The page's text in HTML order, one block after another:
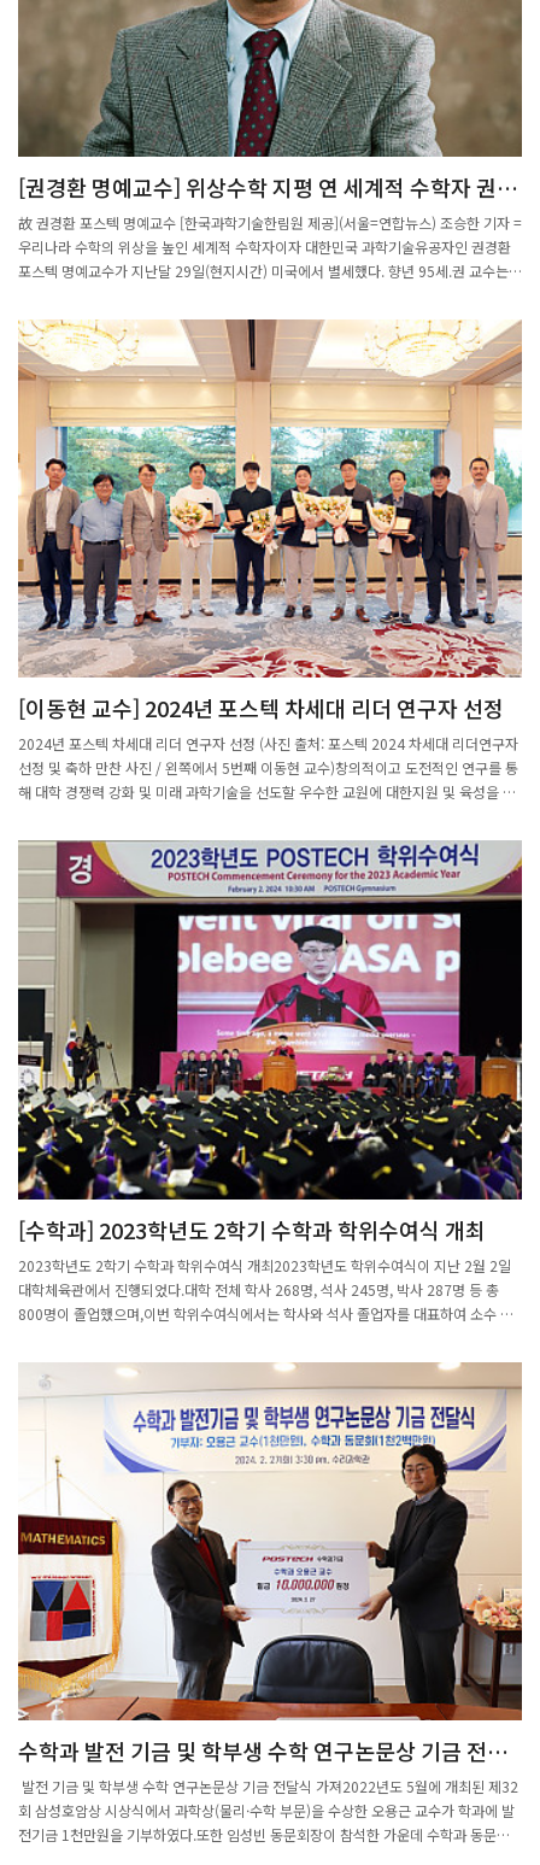
[권경환 명예교수] 위상수학 지평 연 세계적 수학자 권경
환 포스텍 명예교수 별세
故 권경환 포스텍 명예교수 [한국과학기술한림원 제공](서울=연합뉴스) 조승한 기자 =
우리나라 수학의 위상을 높인 세계적 수학자이자 대한민국 과학기술유공자인 권경환
포스텍 명예교수가 지난달 29일(현지시간) 미국에서 별세했다. 향년 95세.권 교수는
수학과의 발전에 기여하는 등 우리나라 수학 교육과 연구 발전에도 기여했다.1929년
생인 권 교수는 1952년 서울대 문리대를 졸업하고 1958년 미국 미시간대에서 박사학
위를 받았다. 이후 플로리다주립대 수학과 교수, 프린스턴 고등연구소 연구원 등을 지
냈다. 프린스턴 고등연구소에서는 함께 연구원으로 일하던 이휘소 박사, 정근모 박사
등과 친분을 맺기도 했다.이후 미시간주립대 수학과 교수 및 학과장 등을 지내며 미시
간주립대를 미국 대학 수학과 분류상 2그룹에서 1그룹으로 올리는 성과를 내기도 했
다.1990년 포스텍이 새로 설립될 당시 초청을 받아들여 귀국해 1999년까지 포스텍
수학과 교수 및 학과장으로 재직해 후진 양성에 기여했다.퇴직하면서 2억원을 기증해
후진 양성을 위한 '권경환 석좌기금'을 출연하기도 했다.권 교수의 연구 분야는 수학적
공간 구조를 연구하는 위상수학이다. 위상수학은 20세기 이후 현대 수학서 가장 중요
한 분야로 꼽히는 학문 중 하나다.위상수학에서 중요하게 다루는 대상 중 하나가 다양
체로, 다양체는 국소적으로 유클리드 기하학으로 설명할 수 있는 '유클리드 공간'과 같
은 모습을 갖는 수학적 공간이다.다양체는 수학적 언어를 통해 추상적으로 정의하는 대
상이라 다른 수학적 대상으로부터 다양체를 어떻게 만들어내는지, 반대로 이를 분해해
어떤 수학적 대상으로 나눌 수 있는지 규정하는 것이 주요 과제다.권 교수는 이 분야를
연구하며 유클리드 공간이 다양체가 아닌 두 공간의 곱으로 분해될 수 있음을 증명하는
등 위상수학 연구에 새 지평을 연 것으로 평가받는다.이러한 공로를 인정받아 권 교수
[이동현 교수] 2024년 포스텍 차세대 리더 연구자 선정
2024년 포스텍 차세대 리더 연구자 선정 (사진 출처: 포스텍 2024 차세대 리더연구자
선정 및 축하 만찬 사진 / 왼쪽에서 5번째 이동현 교수)창의적이고 도전적인 연구를 통
해 대학 경쟁력 강화 및 미래 과학기술을 선도할 우수한 교원에 대한지원 및 육성을 위
년내 부교수 및 교수 승진 자 중, 추천 대상자의 연구성과의 탁월성, 차세대 리더로의
발전가능성,연구분야의 독창성 등을 종합 평가하여 선정하며, 3년간 3억원의 연구비를
지원받게 된다.
[수학과] 2023학년도 2학기 수학과 학위수여식 개최
2023학년도 2학기 수학과 학위수여식 개최2023학년도 학위수여식이 지난 2월 2일
대학체육관에서 진행되었다.대학 전체 학사 268명, 석사 245명, 박사 287명 등 총
800명이 졸업했으며,이번 학위수여식에서는 학사와 석사 졸업자를 대표하여 소수 인
석자 전원 단상에 올랐다.김성근 총장은 졸업식사에서 “호박벌은 자신의 한계를 모르
기 때문에 무수한 실패와 좌절 끝에 결국 날 수 있었다”며 공기역학적으로 불가능한 비
행을 가능하게 만든 호박벌의 우직함을 얘기했다.또 “지금은 힘겹게 날개를 퍼덕이는
호박벌과 같겠지만 언젠가는 하늘로 솟구치는 독수리같이 뻗어나가기를 기대한다”며
새로운 비상을 준비하고 있는 졸업생들에게 응원의 말을 전했다.대학 행사를 마친 후
수리과학관 402호에서 학부위원장 주관으로 수학과 자체 학위수여식을 개최하였다.
박사 4명, 석사 2명, 학사 10명총 16명이 학위를 수여 받았으며, 졸업생과 가족들, 학
과 구성원들이 참석하여 졸업을 축하해 주었다.졸업식은 지난 1년간 학과의 주요 활동
을 담은 영상 시청, 이동현 교수의 축하 인사, 학위기 수여, 꽃다발 및 기념품 전달,우수
논문상 시상, 기념사진 촬영 순으로 진행되었으며, 행사 후 참가자들에게 점심식사를
위해 도시락을 제공하였다.
수학과 발전 기금 및 학부생 수학 연구논문상 기금 전달
식 가져
발전 기금 및 학부생 수학 연구논문상 기금 전달식 가져2022년도 5월에 개최된 제32
회 삼성호암상 시상식에서 과학상(물리·수학 부문)을 수상한 오용근 교수가 학과에 발
전기금 1천만원을 기부하였다.또한 임성빈 동문회장이 참석한 가운데 수학과 동문회